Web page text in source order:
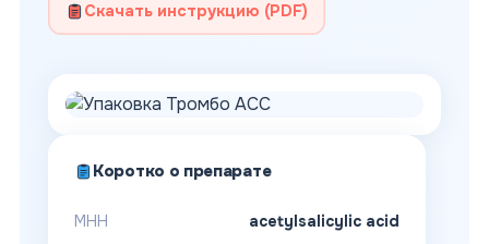
Скачать инструкцию (PDF)
Коротко о препарате
МНН acetylsalicylic acid